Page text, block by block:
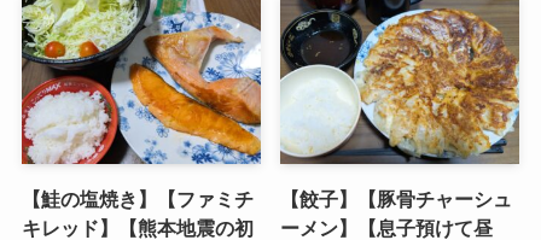
【鮭の塩焼き】【ファミチ
キレッド】【熊本地震の初
【餃子】【豚骨チャーシュ
ーメン】【息子預けて昼